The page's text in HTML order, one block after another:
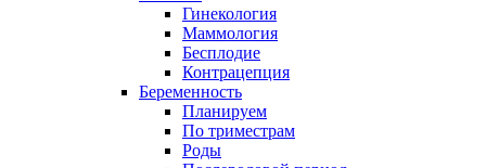
Гинекология
Маммология
Бесплодие
Контрацепция
Беременность
Планируем
По триместрам
Роды